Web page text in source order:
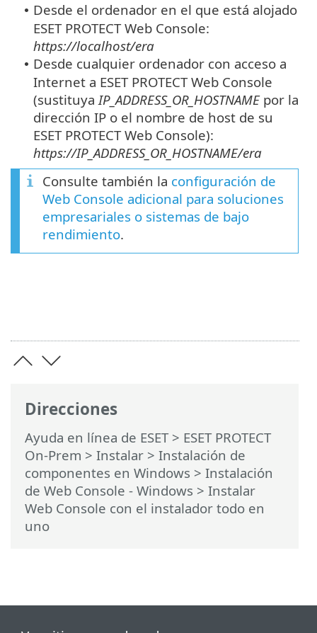
Direcciones
Ayuda en línea de ESET> ESET PROTECT
On-Prem > Instalar > Instalación de
componentes en Windows > Instalación
de Web Console - Windows > Instalar
Web Console con el instalador todo en
uno
• Desde el ordenador en el que está alojado
ESET PROTECT Web Console:
https://localhost/era
• Desde cualquier ordenador con acceso a
Internet a ESET PROTECT Web Console
(sustituyaIP_ADDRESS_OR_HOSTNAMEpor la
dirección IP o el nombre de host de su
ESET PROTECT Web Console):
https://IP_ADDRESS_OR_HOSTNAME/era
Consulte también la configuración de
Web Console adicional para soluciones
empresariales o sistemas de bajo
rendimiento.